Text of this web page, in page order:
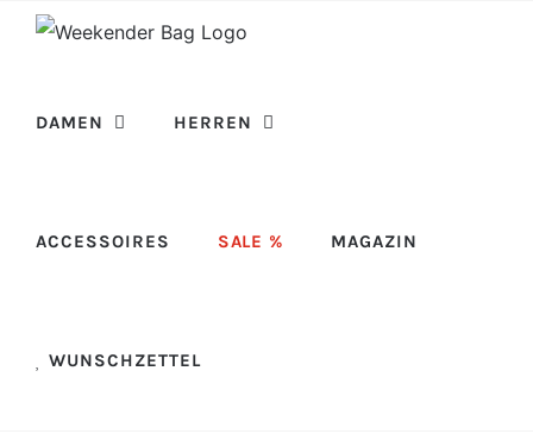
Skip
DAMEN HERREN
ACCESSOIRES SALE % MAGAZIN
WUNSCHZETTEL